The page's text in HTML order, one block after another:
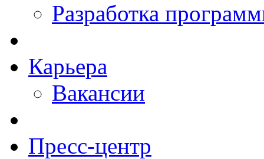
Разработка
Карьера
Вакансии
Пресс-центр